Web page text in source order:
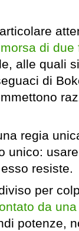
di due
alle quali
di
regia
unico:
resiste.
per
da
potenze,